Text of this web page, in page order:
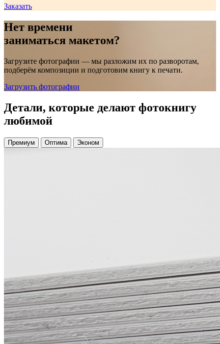
Заказать
Нет времени
заниматься макетом?
Загрузите фотографии — мы разложим их по разворотам,
подберём композиции и подготовим книгу к печати.
Загрузить фотографии
Детали, которые делают фотокнигу
любимой
Премиум Оптима Эконом